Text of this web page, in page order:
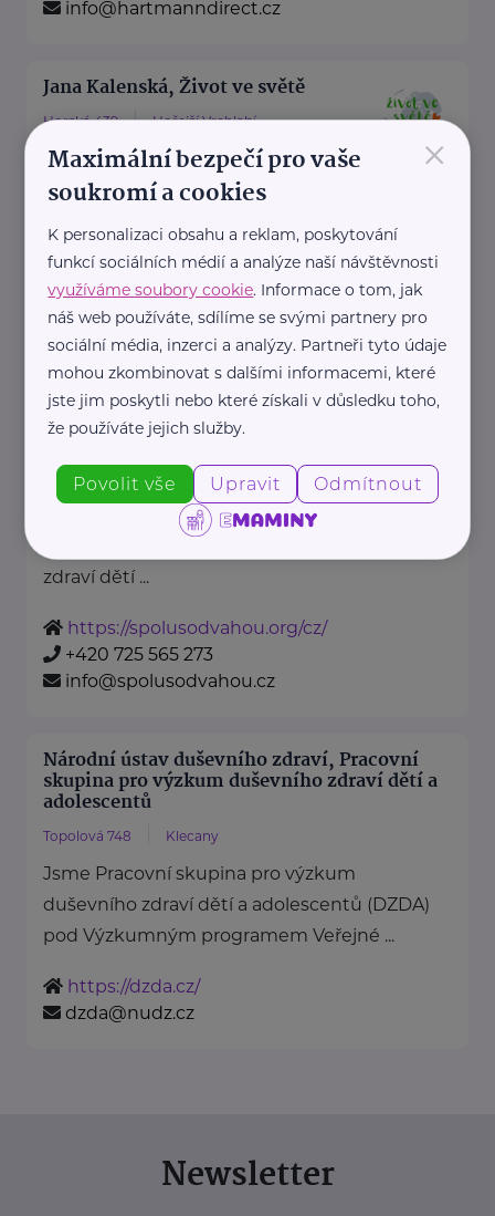
info@hartmanndirect.cz
Jana Kalenská, Život ve světě
Horská 439 Hořejší Vrchlabí
“S angličtinou životem bez limitů”
Jmenuji se Jana a jsem celým
svým srdcem máma dvou ...
https://www.zivotvesvete.cz/
+420 605 249 850
jana@zivotvesvete.cz
Nadační fond Spolu s odvahou
Nadační fond Spolu s odvahou
je nezisková organizace, jejímž
zdraví dětí ...
https://spolusodvahou.org/cz/
+420 725 565 273
info@spolusodvahou.cz
Národní ústav duševního zdraví, Pracovní
skupina pro výzkum duševního zdraví dětí a
adolescentů
Topolová 748 Klecany
Jsme Pracovní skupina pro výzkum
duševního zdraví dětí a adolescentů (DZDA)
pod Výzkumným programem Veřejné ...
https://dzda.cz/
dzda@nudz.cz
Newsletter
×
Maximální bezpečí pro vaše
soukromí a cookies
K personalizaci obsahu a reklam, poskytování
funkcí sociálních médií a analýze naší návštěvnosti
využíváme soubory cookie. Informace o tom, jak
náš web používáte, sdílíme se svými partnery pro
sociální média, inzerci a analýzy. Partneři tyto údaje
mohou zkombinovat s dalšími informacemi, které
jste jim poskytli nebo které získali v důsledku toho,
že používáte jejich služby.
Povolit vše Upravit Odmítnout